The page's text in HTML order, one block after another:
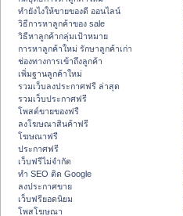
ทํายังไงให้ขายของดี ออนไลน์
วิธีการหาลูกค้าของ sale
วิธีหาลูกค้ากลุ่มเป้าหมาย
การหาลูกค้าใหม่ รักษาลูกค้าเก่า
ช่องทางการเข้าถึงลูกค้า
เพิ่มฐานลูกค้าใหม่
รวมเว็บลงประกาศฟรี ล่าสุด
รวมเว็บประกาศฟรี
โพสต์ขายของฟรี
ลงโฆษณาสินค้าฟรี
โฆษณาฟรี
ประกาศฟรี
เว็บฟรีไม่จำกัด
ทำ SEO ติด Google
ลงประกาศขาย
เว็บฟรียอดนิยม
โพสโฆษณา